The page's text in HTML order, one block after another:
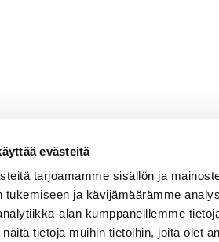
evästeitä
tarjoamamme sisällön ja
tukemiseen ja kävijämäärämme
alan kumppaneillemme
tietoja muihin tietoihin, joita olet